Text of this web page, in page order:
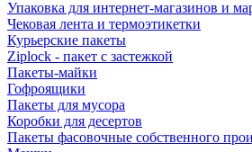
Упаковка для интернет-магазинов и
Чековая лента и термоэтикетки
Курьерские пакеты
Ziplock - пакет с застежкой
Пакеты-майки
Гофроящики
Пакеты для мусора
Коробки для десертов
Пакеты фасовочные собственного